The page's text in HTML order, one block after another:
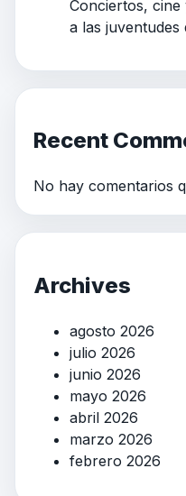
Conciertos, cine
a las juventudes
Recent
No hay comentarios
Archives
agosto 2026
julio 2026
junio 2026
mayo 2026
abril 2026
marzo 2026
febrero 2026